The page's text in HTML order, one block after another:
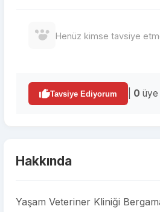
Henüz kimse tavsiye
Tavsiye Ediyorum 0
Hakkında
Yaşam Veteriner Kliniği